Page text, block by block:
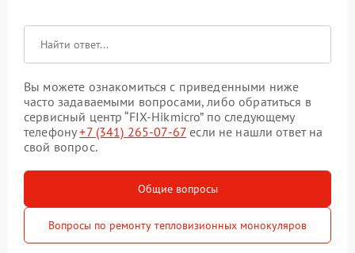
Вы можете ознакомиться с приведенными ниже
часто задаваемыми вопросами, либо обратиться в
сервисный центр “FIX-Hikmicro” по следующему
телефону+7 (341) 265-07-67 если не нашли ответ на
свой вопрос.
Общие вопросы
Вопросы по ремонту тепловизионных монокуляров